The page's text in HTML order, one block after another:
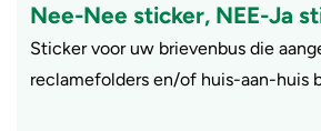
Nee-Nee sticker, NEE-Ja
​Sticker voor uw brievenbus die
reclamefolders en/of huis-aan-huis